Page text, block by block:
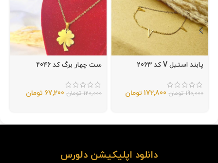
پابند استیل V کد 2063
190,000 تومان 172,800 تومان
ست چهار برگ کد 2046
120,000 تومان 67,200 تومان
دانلود اپلیکیشن دلورس